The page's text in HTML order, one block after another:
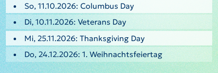
So, 11.10.2026: Columbus Day
Di, 10.11.2026: Veterans Day
Mi, 25.11.2026: Thanksgiving Day
Do, 24.12.2026: 1. Weihnachtsfeiertag